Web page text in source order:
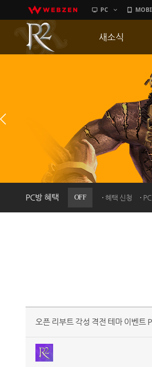
PC
PC방 혜택 OFF 혜택 신청
새소식
이벤트
히스토리
PC방으로간다
오픈 리부트 각성 격전 테마 이벤트